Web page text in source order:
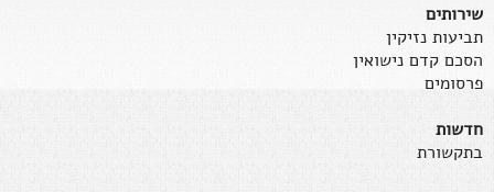
שירותים
תביעות נזיקין
הסכם קדם נישואין
פרסומים
חדשות
בתקשורת